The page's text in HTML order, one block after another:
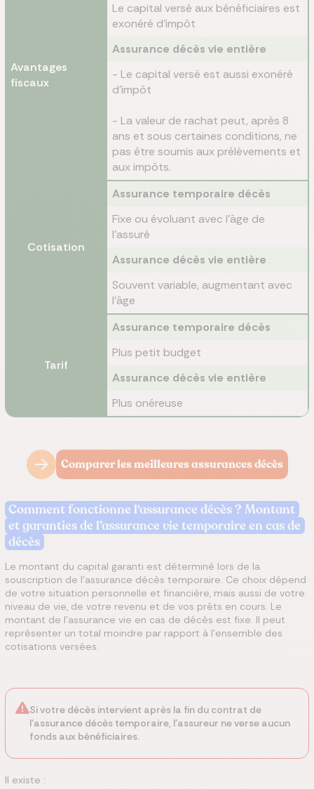
Avantages
fiscaux
Le capital versé aux bénéficiaires est
exonéré d’impôt
Assurance décès vie entière
- Le capital versé est aussi exonéré
d’impôt
- La valeur de rachat peut, après 8
ans et sous certaines conditions, ne
pas être soumis aux prélèvements et
aux impôts.
Cotisation
Assurance temporaire décès
Fixe ou évoluant avec l’âge de
l’assuré
Assurance décès vie entière
Souvent variable, augmentant avec
l’âge
Tarif
Assurance temporaire décès
Plus petit budget
Assurance décès vie entière
Plus onéreuse
Comparer les meilleures assurances décès
Comment fonctionne l'assurance décès ? Montant
et garanties de l’assurance vie temporaire en cas de
décès
Le montant du capital garanti est déterminé lors de la
souscription de l’assurance décès temporaire. Ce choix dépend
de votre situation personnelle et financière, mais aussi de votre
niveau de vie, de votre revenu et de vos prêts en cours. Le
montant de l’assurance vie en cas de décès est fixe. Il peut
représenter un total moindre par rapport à l’ensemble des
cotisations versées.
Si votre décès intervient après la fin du contrat de
l’assurance décès temporaire, l’assureur ne verse aucun
fonds aux bénéficiaires.
Il existe :